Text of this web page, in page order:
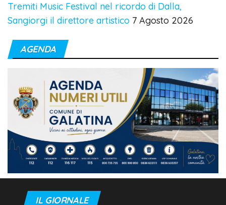
Tremiti Music Festival nel ricordo di Dalla,
Sangiorgi il direttore artistico 7 Agosto 2026
AGENDA
IL GIORNALE